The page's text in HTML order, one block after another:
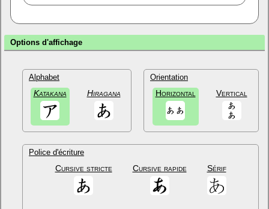
Options d'affichage
Alphabet
Katakana Hiragana
Orientation
Horizontal Vertical
Police d'écriture
Cursive stricte Cursive rapide Sérif